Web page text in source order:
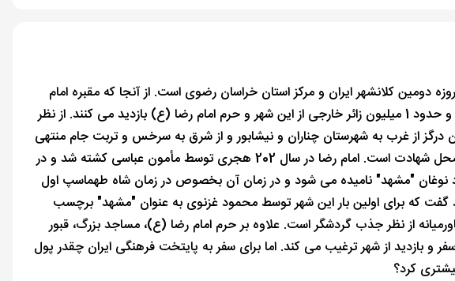
دومین کلانشهر ایران و مرکز استان خراسان رضوی است. از آنجا که مقبره امام
رضا در این شهر قرار دارد هر ساله بیش از 30 میلیون زائر ایرانی و حدود 1 میلیون زائر خارجی از این شهر و حرم امام رضا (ع) بازدید می کنند. از نظر
درگز از غرب به شهرستان چناران و نیشابور و از شرق به سرخس و تربت جام منتهی
می شود. درباره ریشه نام شهر باید گفت که "مشهد" به معنای محل شهادت است. امام رضا در سال 202 هجری توسط مأمون عباسی کشته شد و در
نوغان "مشهد" نامیده می شود و در زمان آن بخصوص در زمان شاه طهماسپ اول
که برای اولین بار این شهر توسط محمود غزنوی به عنوان "مشهد" برچسب
از نظر جذب گردشگر است. علاوه بر حرم امام رضا (ع)، مساجد بزرگ، قبور
و بازدید از شهر ترغیب می کند. اما برای سفر به پایتخت فرهنگی ایران چقدر پول
کرد؟